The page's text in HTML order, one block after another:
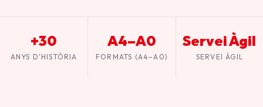
+30
ANYS D'HISTÒRIA
A4–A0
FORMATS (A4–A0)
Servei Àgil
SERVEI ÀGIL